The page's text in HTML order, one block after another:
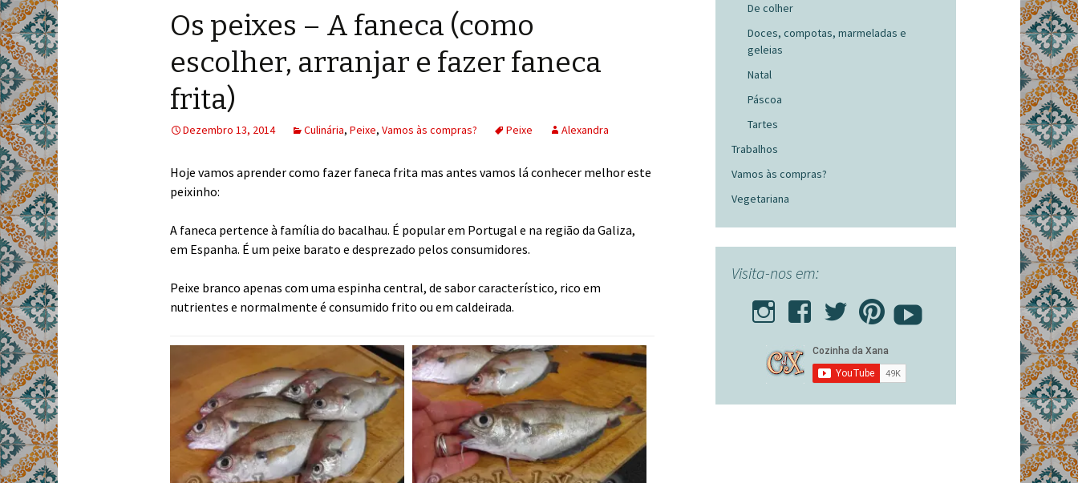
Os peixes – A faneca (como
escolher, arranjar e fazer faneca
frita)
Dezembro 13, 2014 Culinária, Peixe, Vamos às compras? Peixe Alexandra
Hoje vamos aprender como fazer faneca frita mas antes vamos lá conhecer melhor este
peixinho:
A faneca pertence à família do bacalhau. É popular em Portugal e na região da Galiza,
em Espanha. É um peixe barato e desprezado pelos consumidores.
Peixe branco apenas com uma espinha central, de sabor característico, rico em
nutrientes e normalmente é consumido frito ou em caldeirada.
De colher
Doces, compotas, marmeladas e
geleias
Natal
Páscoa
Tartes
Trabalhos
Vamos às compras?
Vegetariana
Visita-nos em: